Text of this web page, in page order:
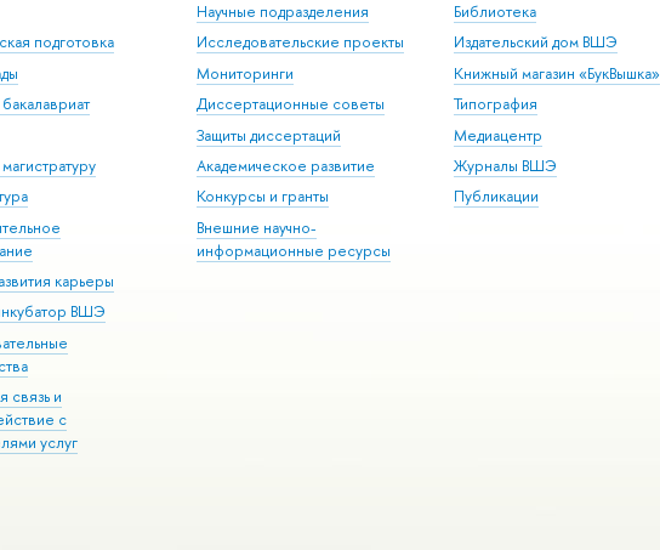
подготовка
карьеры
ВШЭ
связь и
с
услуг
Научные подразделения
Исследовательские проекты
Мониторинги
Диссертационные советы
Защиты диссертаций
Академическое развитие
Конкурсы и гранты
Внешние научно-
информационные ресурсы
Библиотека
Издательский дом ВШЭ
Книжный магазин «БукВышка»
Типография
Медиацентр
Журналы ВШЭ
Публикации